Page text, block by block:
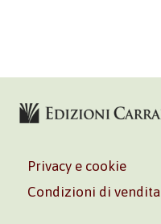
Privacy e cookie
Condizioni di vendita